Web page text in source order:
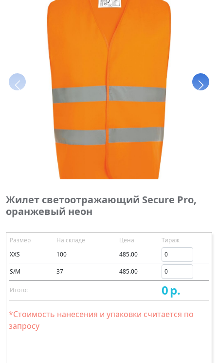
Жилет светоотражающий Secure Pro,
оранжевый неон
Размер На складе Цена
Тираж
XXS
100 485.00
S/M 37 485.00
Итого: 0р.
*Стоимость нанесения и упаковки считается по
запросу